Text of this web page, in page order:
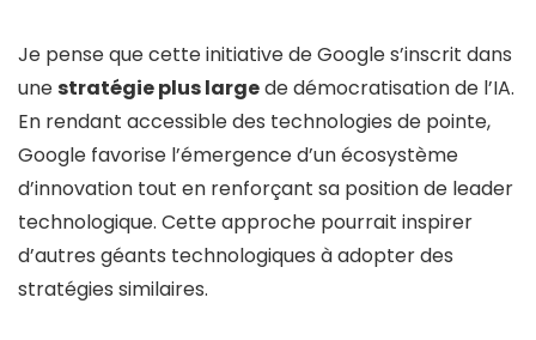
Je pense que cette initiative de Google s’inscrit dans
unestratégie plus largede démocratisation de l’IA.
En rendant accessible des technologies de pointe,
Google favorise l’émergence d’un écosystème
d’innovation tout en renforçant sa position de leader
technologique. Cette approche pourrait inspirer
d’autres géants technologiques à adopter des
stratégies similaires.